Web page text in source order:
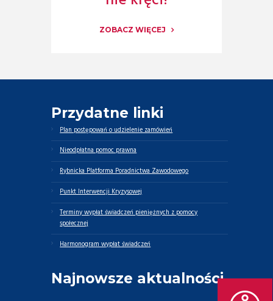
ZOBACZ WIĘCEJ
Najnowsze aktualności
Przydatne linki
Plan postępowań o udzielenie zamówień
Nieodpłatna pomoc prawna
Rybnicka Platforma Poradnictwa Zawodowego
Punkt Interwencji Kryzysowej
Terminy wypłat świadczeń pieniężnych z pomocy
społecznej
Harmonogram wypłat świadczeń